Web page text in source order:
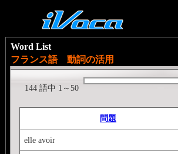
Word List
フランス語 動詞の活用
144 語中 1～50
問題
elle avoir